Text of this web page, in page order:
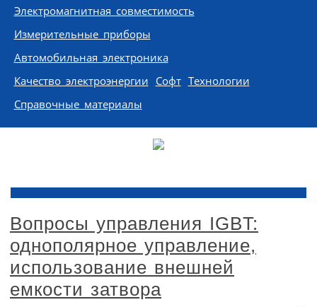
Электромагнитная совместимость
Измерительные приборы
Автомобильная электроника
Качество электроэнергии Софт Технологии
Справочные материалы
Вопросы управления IGBT:
однополярное управление,
использование внешней
емкости затвора